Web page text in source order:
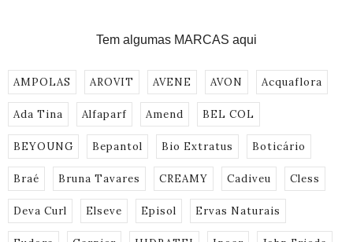
Tem algumas MARCAS aqui
AMPOLAS AROVIT AVENE AVON Acquaflora
Ada Tina Alfaparf Amend BEL COL
BEYOUNG Bepantol Bio Extratus Boticário
Braé Bruna Tavares CREAMY Cadiveu Cless
Deva Curl Elseve Episol Ervas Naturais